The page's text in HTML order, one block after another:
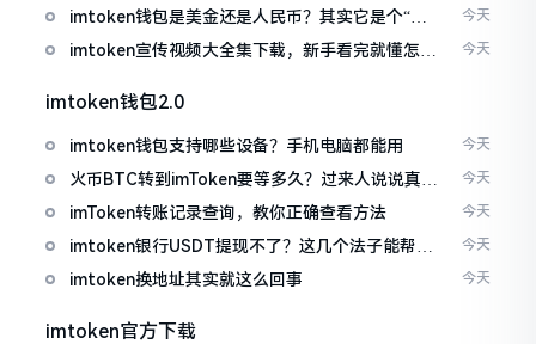
imtoken钱包是美金还是人民币？其实它是个“多
面手”
今天
imtoken宣传视频大全集下载，新手看完就懂怎么
今天
imtoken钱包2.0
imtoken钱包支持哪些设备？手机电脑都能用 今天
火币BTC转到imToken要等多久？过来人说说真实
情况
今天
imToken转账记录查询，教你正确查看方法 今天
imtoken银行USDT提现不了？这几个法子能帮你
搞定
今天
imtoken换地址其实就这么回事 今天
imtoken官方下载